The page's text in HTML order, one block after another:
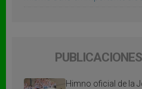
Himno oficial de la